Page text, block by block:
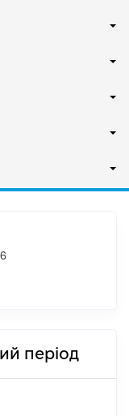
період